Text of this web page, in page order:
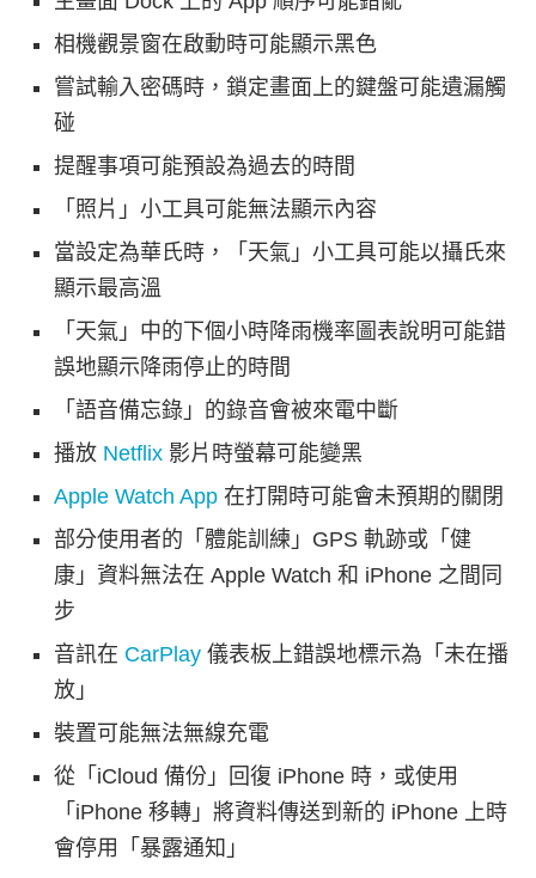
相機觀景窗在啟動時可能顯示黑色
嘗試輸入密碼時，鎖定畫面上的鍵盤可能遺漏觸
碰
提醒事項可能預設為過去的時間
「照片」小工具可能無法顯示內容
當設定為華氏時，「天氣」小工具可能以攝氏來
顯示最高溫
「天氣」中的下個小時降雨機率圖表說明可能錯
誤地顯示降雨停止的時間
「語音備忘錄」的錄音會被來電中斷
播放 Netflix 影片時螢幕可能變黑
Apple Watch App 在打開時可能會未預期的關閉
部分使用者的「體能訓練」GPS 軌跡或「健
康」資料無法在 Apple Watch 和 iPhone 之間同
步
音訊在 CarPlay 儀表板上錯誤地標示為「未在播
放」
裝置可能無法無線充電
從「iCloud 備份」回復 iPhone 時，或使用
「iPhone 移轉」將資料傳送到新的 iPhone 上時
會停用「暴露通知」